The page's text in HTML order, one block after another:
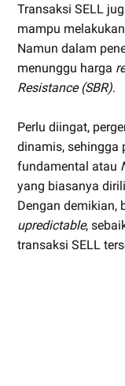
Transaksi SELL
mampu melakukan
Namun dalam
menunggu harga
Resistance (SBR).
Perlu diingat,
dinamis, sehingga
fundamental atau
yang biasanya
Dengan demikian,
upredictable,
transaksi SELL